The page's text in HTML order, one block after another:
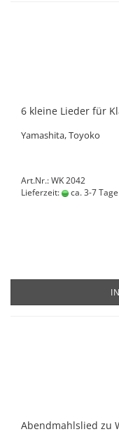
6 kleine Lieder für
Yamashita, Toyoko
Art.Nr.: WK 2042
Lieferzeit:
ca. 3-7 Tage
Abendmahlslied zu